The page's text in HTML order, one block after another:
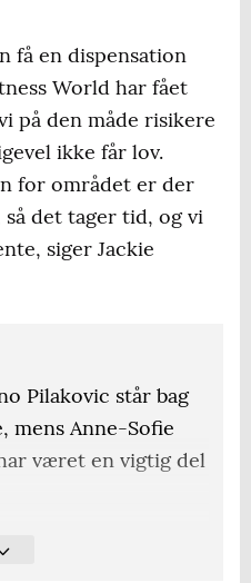
få en dispensation
World har fået
på den måde risikere
ikke får lov.
for området er der
det tager tid, og vi
siger Jackie
Pilakovic står bag
mens Anne-Sofie
været en vigtig del
få adresse på